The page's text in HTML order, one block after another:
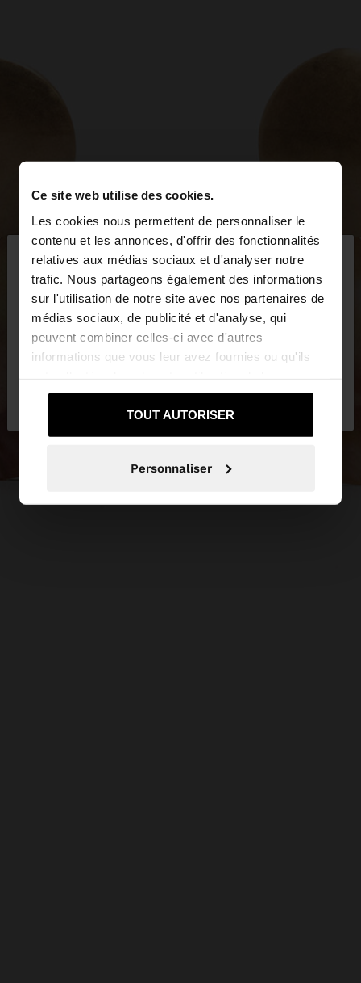
Ce site web utilise des cookies.
Les cookies nous permettent de personnaliser le
contenu et les annonces, d'offrir des fonctionnalités
relatives aux médias sociaux et d'analyser notre
trafic. Nous partageons également des informations
sur l'utilisation de notre site avec nos partenaires de
médias sociaux, de publicité et d'analyse, qui
peuvent combiner celles-ci avec d'autres
informations que vous leur avez fournies ou qu'ils
services.
TOUT AUTORISER
Personnaliser
bonjour ×
Vous accédez au site depuis Suisse. Voulez-vous
parcourir notre site au United States?